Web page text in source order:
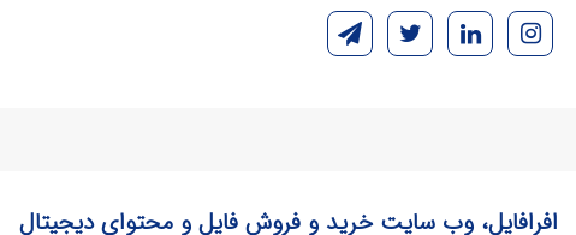
افرافایل، وب سایت خرید و فروش فایل و محتوای دیجیتال